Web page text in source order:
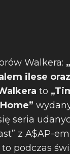
Walkera:
ilese
to
seria
z A$AP-em
podczas